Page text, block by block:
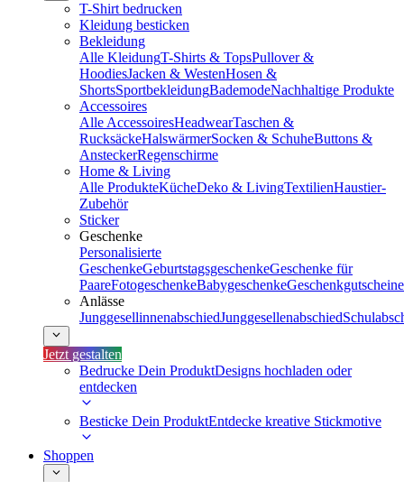
T-Shirt bedrucken
Kleidung besticken
Bekleidung
Alle KleidungT-Shirts & TopsPullover &
HoodiesJacken & WestenHosen &
ShortsSportbekleidungBademodeNachhaltige Produkte
Accessoires
Alle AccessoiresHeadwearTaschen &
RucksäckeHalswärmerSocken & SchuheButtons &
AnsteckerRegenschirme
Home & Living
Alle ProdukteKücheDeko & LivingTextilienHaustier-
Zubehör
Sticker
Geschenke
Personalisierte
GeschenkeGeburtstagsgeschenkeGeschenke für
PaareFotogeschenkeBabygeschenkeGeschenkgutscheine
Anlässe
JunggesellinnenabschiedJunggesellenabschied
Jetzt gestalten
Bedrucke Dein ProduktDesigns hochladen oder
entdecken
Besticke Dein ProduktEntdecke kreative Stickmotive
Shoppen